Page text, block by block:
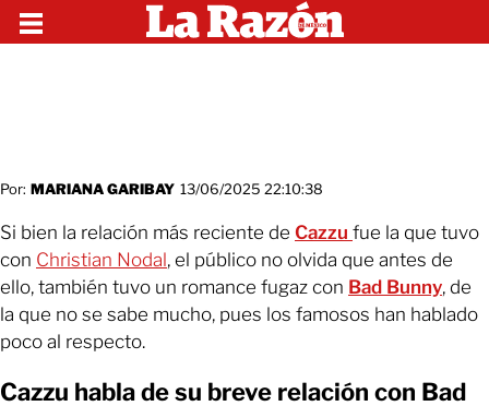
Por: MARIANA GARIBAY 13/06/2025 22:10:38
Si bien la relación más reciente de Cazzu fue la que tuvo
con Christian Nodal, el público no olvida que antes de
ello, también tuvo un romance fugaz con Bad Bunny, de
la que no se sabe mucho, pues los famosos han hablado
poco al respecto.
Cazzu habla de su breve relación con Bad